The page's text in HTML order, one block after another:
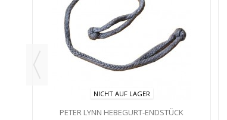
NICHT AUF LAGER
PETER LYNN HEBEGURT-ENDSTÜCK